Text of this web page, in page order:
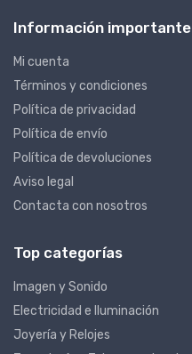
Información importante
Mi cuenta
Términos y condiciones
Política de privacidad
Política de envío
Política de devoluciones
Aviso legal
Contacta con nosotros
Top categorías
Imagen y Sonido
Electricidad e Iluminación
Joyería y Relojes